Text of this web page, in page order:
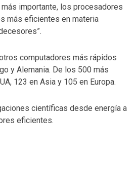
más importante, los procesadores
más eficientes en materia
computadores más rápidos
y Alemania. De los 500 más
123 en Asia y 105 en Europa.
científicas desde energía a
eficientes.